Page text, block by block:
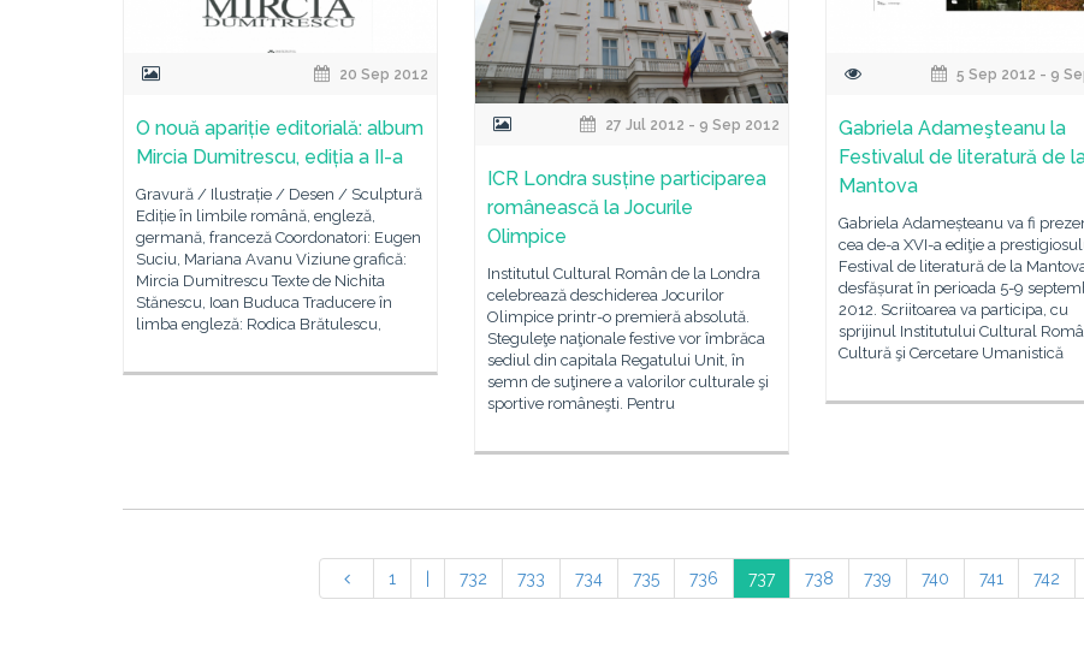
20 Sep 2012
O nouă apariție editorială: album
Mircia Dumitrescu, ediția a II-a
Gravură / Ilustrație / Desen / Sculptură
Ediție în limbile română, engleză,
germană, franceză Coordonatori: Eugen
Suciu, Mariana Avanu Viziune grafică:
Mircia Dumitrescu Texte de Nichita
Stănescu, Ioan Buduca Traducere în
limba engleză: Rodica Brătulescu,
5 Sep 2012 - 9
Gabriela Adameşteanu la
Festivalul de literatură de
Mantova
Gabriela Adameșteanu va fi
cea de-a XVI-a ediţie a
Festival de literatură de la
desfășurat în perioada 5-9
2012. Scriitoarea va participa, cu
sprijinul Institutului Cultural
Cultură şi Cercetare Umanistică
27 Jul 2012 - 9 Sep 2012
ICR Londra susține participarea
românească la Jocurile
Olimpice
Institutul Cultural Român de la Londra
celebrează deschiderea Jocurilor
Olimpice printr-o premieră absolută.
Steguleţe naţionale festive vor îmbrăca
sediul din capitala Regatului Unit, în
semn de suţinere a valorilor culturale şi
sportive româneşti. Pentru
1 732 733 734 735 736 737 738 739 740 741 742